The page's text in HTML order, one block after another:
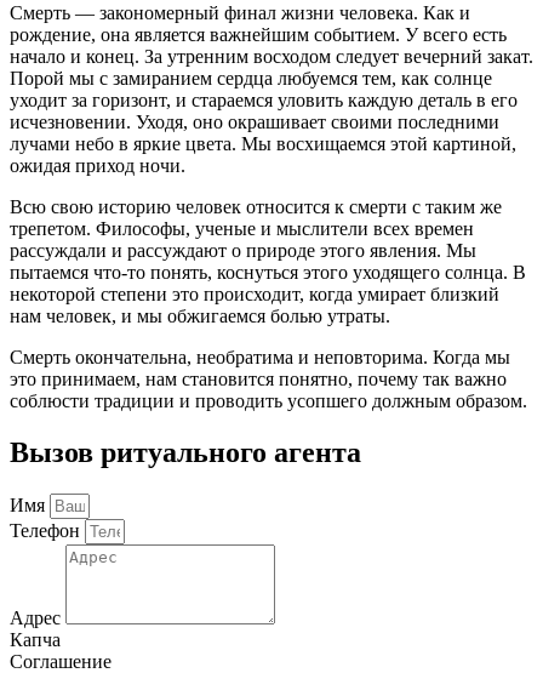
Смерть — закономерный финал жизни человека. Как и
рождение, она является важнейшим событием. У всего есть
начало и конец. За утренним восходом следует вечерний закат.
Порой мы с замиранием сердца любуемся тем, как солнце
уходит за горизонт, и стараемся уловить каждую деталь в его
исчезновении. Уходя, оно окрашивает своими последними
лучами небо в яркие цвета. Мы восхищаемся этой картиной,
ожидая приход ночи.
Всю свою историю человек относится к смерти с таким же
трепетом. Философы, ученые и мыслители всех времен
рассуждали и рассуждают о природе этого явления. Мы
пытаемся что-то понять, коснуться этого уходящего солнца. В
некоторой степени это происходит, когда умирает близкий
нам человек, и мы обжигаемся болью утраты.
Смерть окончательна, необратима и неповторима. Когда мы
это принимаем, нам становится понятно, почему так важно
соблюсти традиции и проводить усопшего должным образом.
Вызов ритуального агента
Имя
Телефон
Адрес
Капча
Соглашение